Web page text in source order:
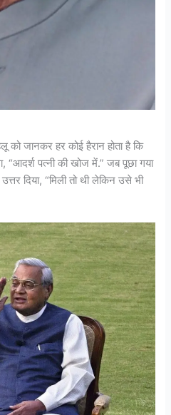
को जानकर हर कोई हैरान होता है कि
“आदर्श पत्नी की खोज में.” जब पूछा गया
दिया, “मिली तो थी लेकिन उसे भी